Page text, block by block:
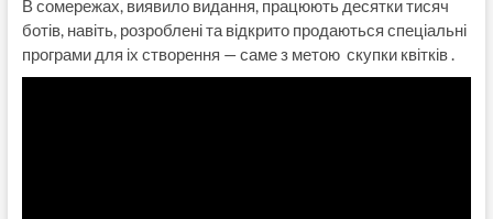
В сомережах, виявило видання, працюють десятки тисяч
ботів, навіть, розроблені та відкрито продаються спеціальні
програми для іх створення — саме з метою скупки квітків .